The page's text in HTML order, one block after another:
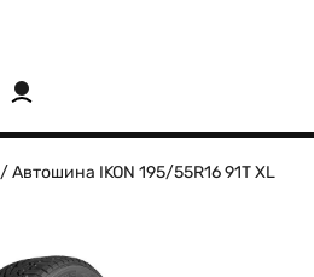
/ Автошина IKON 195/55R16 91T XL